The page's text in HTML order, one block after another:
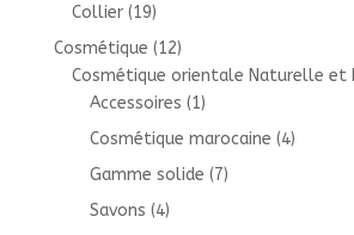
Collier (19)
Cosmétique (12)
Cosmétique orientale Naturelle et
Accessoires (1)
Cosmétique marocaine (4)
Gamme solide (7)
Savons (4)